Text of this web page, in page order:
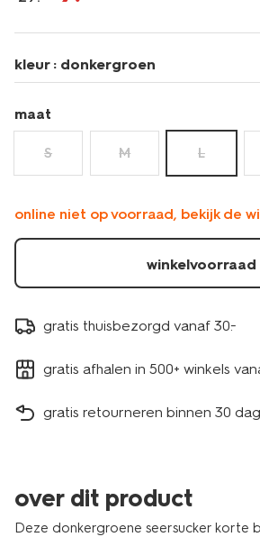
seersucker-
2132333.html
kleur : donkergroen
maat
S M L
online niet op voorraad, bekijk de
winkelvoorraad
gratis thuisbezorgd vanaf 30.-
gratis afhalen in 500+ winkels
gratis retourneren binnen 30
over dit product
Deze donkergroene seersucker korte